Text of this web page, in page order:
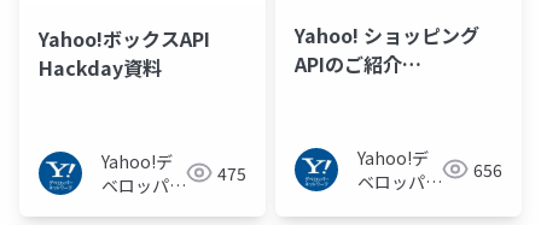
Yahoo!ボックスAPI
Hackday資料
Yahoo!デ
ベロッパー
475
Yahoo! ショッピング
APIのご紹介
Yahoo!デ
ベロッパー
656